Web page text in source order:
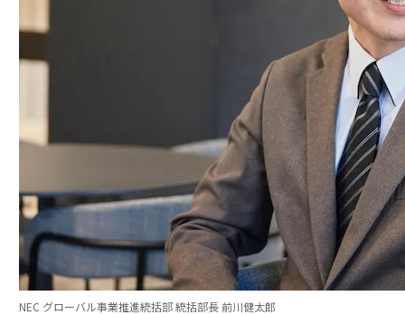
NEC グローバル事業推進統括部 統括部長 前川健太郎